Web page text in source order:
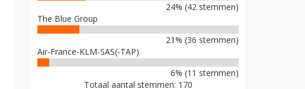
24% (42 stemmen)
The Blue Group
21% (36 stemmen)
Air-France-KLM-SAS(-TAP)
6% (11 stemmen)
Totaal aantal stemmen: 170